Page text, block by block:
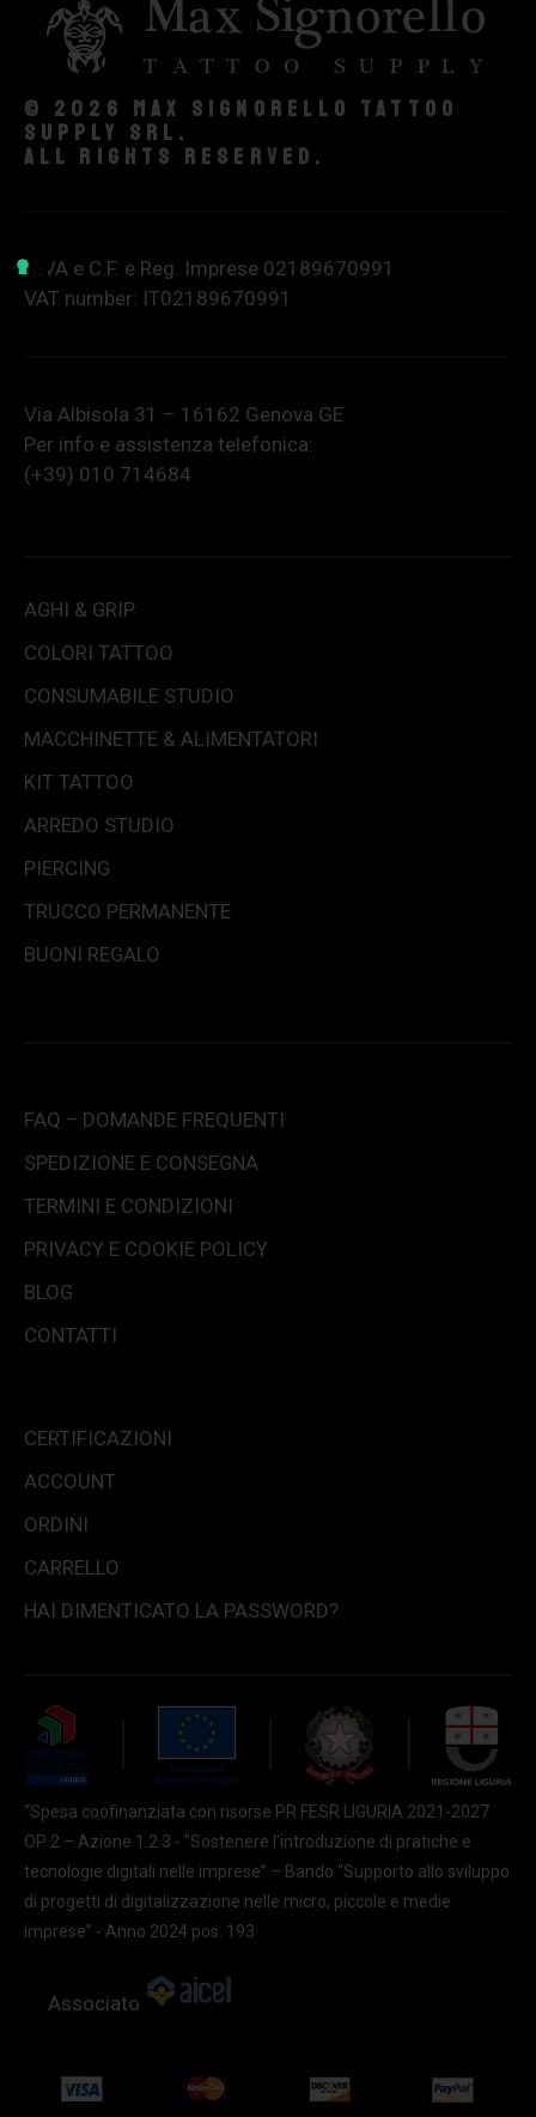
© 2026 Max Signorello Tattoo
supply srl.
All rights reserved.
P.IVA e C.F. e Reg. Imprese 02189670991
VAT number: IT02189670991
Via Albisola 31 – 16162 Genova GE
Per info e assistenza telefonica:
(+39) 010 714684
AGHI & GRIP
COLORI TATTOO
CONSUMABILE STUDIO
MACCHINETTE & ALIMENTATORI
KIT TATTOO
ARREDO STUDIO
PIERCING
TRUCCO PERMANENTE
BUONI REGALO
FAQ – DOMANDE FREQUENTI
SPEDIZIONE E CONSEGNA
TERMINI E CONDIZIONI
PRIVACY E COOKIE POLICY
BLOG
CONTATTI
CERTIFICAZIONI
ACCOUNT
ORDINI
CARRELLO
HAI DIMENTICATO LA PASSWORD?
“Spesa coofinanziata con risorse PR FESR LIGURIA 2021-2027
OP 2 – Azione 1.2.3 - "Sostenere l'introduzione di pratiche e
tecnologie digitali nelle imprese” – Bando “Supporto allo sviluppo
di progetti di digitalizzazione nelle micro, piccole e medie
imprese” - Anno 2024 pos. 193
Associato